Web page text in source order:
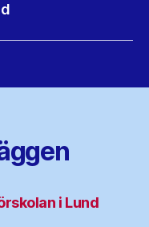
i Lund